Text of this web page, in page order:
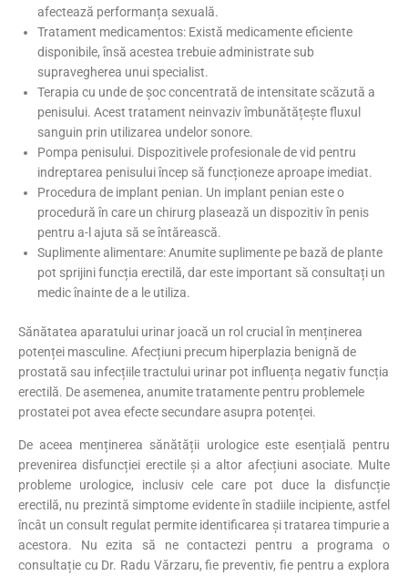
afectează performanța sexuală.​
Tratament medicamentos: Există medicamente eficiente
disponibile, însă acestea trebuie administrate sub
supravegherea unui specialist.​
Terapia cu unde de șoc concentrată de intensitate scăzută a
penisului. Acest tratament neinvaziv îmbunătățește fluxul
sanguin prin utilizarea undelor sonore.
Pompa penisului. Dispozitivele profesionale de vid pentru
indreptarea penisului încep să funcționeze aproape imediat.
Procedura de implant penian. Un implant penian este o
procedură în care un chirurg plasează un dispozitiv în penis
pentru a-l ajuta să se întărească.
Suplimente alimentare: Anumite suplimente pe bază de plante
pot sprijini funcția erectilă, dar este important să consultați un
medic înainte de a le utiliza.
Sănătatea aparatului urinar joacă un rol crucial în menținerea
potenței masculine. Afecțiuni precum hiperplazia benignă de
prostată sau infecțiile tractului urinar pot influența negativ funcția
erectilă. De asemenea, anumite tratamente pentru problemele
prostatei pot avea efecte secundare asupra potenței.
De aceea menținerea sănătății urologice este esențială pentru
prevenirea disfuncției erectile și a altor afecțiuni asociate. Multe
probleme urologice, inclusiv cele care pot duce la disfuncție
erectilă, nu prezintă simptome evidente în stadiile incipiente, astfel
încât un consult regulat permite identificarea și tratarea timpurie a
acestora. Nu ezita să ne contactezi pentru a programa o
consultație cu Dr. Radu Vărzaru, fie preventiv, fie pentru a explora